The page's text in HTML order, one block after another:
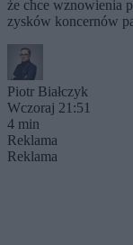
że chce wznowienia
zysków koncernów
Piotr Białczyk
Wczoraj 21:51
4 min
Reklama
Reklama